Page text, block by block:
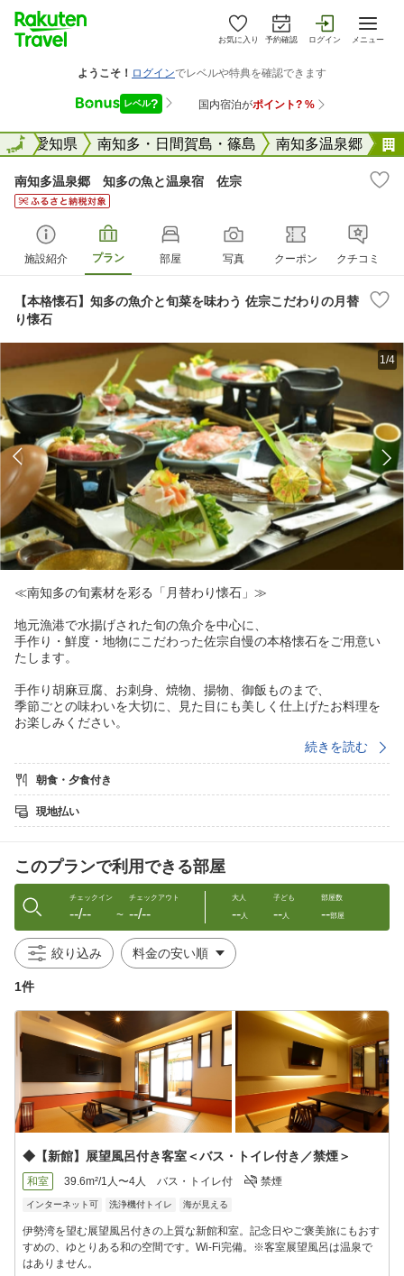
お気に入り 予約確認 ログイン メニュー
全国愛知県 南知多・日間賀島・篠島 南知多温泉郷
全国
南知多温泉郷 知多の魚と温泉宿 佐宗
施設紹介 プラン 部屋 写真 クーポン クチコミ
【本格懐石】知多の魚介と旬菜を味わう 佐宗こだわりの月替
り懐石
1/4
≪南知多の旬素材を彩る「月替わり懐石」≫
地元漁港で水揚げされた旬の魚介を中心に、
手作り・鮮度・地物にこだわった佐宗自慢の本格懐石をご用意い
たします。
手作り胡麻豆腐、お刺身、焼物、揚物、御飯ものまで、
季節ごとの味わいを大切に、見た目にも美しく仕上げたお料理を
お楽しみください。
じゃらんnetランキング 売れた宿大賞2018（愛知県1〜10室部門）
第3位
プロが選ぶ日本のホテル・旅館100選（2012年）にも選ばれた佐
宗。
す。
知多の恵みと職人の手仕事が織りなす、佐宗ならではの味わいを
お楽しみください。
■ご夕食■
＜メニュー例＞
月替わり懐石 全 11 品
・食前酒 旬のお酒
・台物 伊勢湾産やりいかしゃぶしゃぶ
・前菜 旬の食材五種盛り
・冷鉢 手作り胡麻豆腐
・向附 刺身四種盛
・蓋物 季節の変わり茶碗蒸し
・焼肴 伊勢湾産大アサリ洋風焼
・煮付 季節の煮魚
・御飯 桜鯛の焼きおにぎり出汁かけ
・口結 手作りデザート
※旬の食材を使用するため、上記は一例となります。
デザートまで手作りにこだわった、季節感あふれるお料理をご用
意いたします。
続きを読む
朝食・夕食付き
現地払い
このプランで利用できる部屋
チェックイン
--/-- 〜
チェックアウト
--/--
大人
--人
子ども
--人
部屋数
--部屋
絞り込み
1件
◆【新館】展望風呂付き客室＜バス・トイレ付き／禁煙＞
和室 39.6m²/1人〜4人 バス・トイレ付 禁煙
インターネット可 洗浄機付トイレ 海が見える
伊勢湾を望む展望風呂付きの上質な新館和室。記念日やご褒美旅にもおす
すめの、ゆとりある和の空間です。Wi-Fi完備。※客室展望風呂は温泉で
はありません。